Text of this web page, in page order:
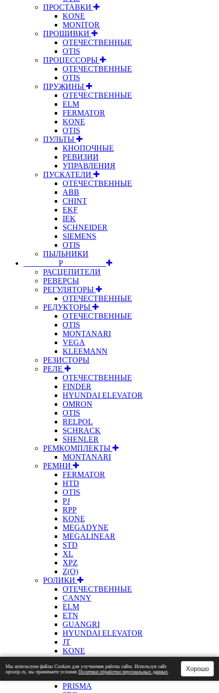
ПРОСТАВКИ
KONE
MONITOR
ПРОШИВКИ
ОТЕЧЕСТВЕННЫЕ
OTIS
ПРОЦЕССОРЫ
ОТЕЧЕСТВЕННЫЕ
OTIS
ПРУЖИНЫ
ОТЕЧЕСТВЕННЫЕ
ELM
FERMATOR
KONE
OTIS
ПУЛЬТЫ
КНОПОЧНЫЕ
РЕВИЗИИ
УПРАВЛЕНИЯ
ПУСКАТЕЛИ
ОТЕЧЕСТВЕННЫЕ
ABB
CHINT
EKF
IEK
SCHNEIDER
SIEMENS
OTIS
ПЫЛЬНИКИ
⠀⠀⠀⠀⠀⠀Р⠀⠀⠀⠀⠀⠀⠀
РАСЦЕПИТЕЛИ
РЕВЕРСЫ
РЕГУЛЯТОРЫ
ОТЕЧЕСТВЕННЫЕ
РЕДУКТОРЫ
ОТЕЧЕСТВЕННЫЕ
OTIS
MONTANARI
VEGA
KLEEMANN
РЕЗИСТОРЫ
РЕЛЕ
ОТЕЧЕСТВЕННЫЕ
FINDER
HYUNDAI ELEVATOR
OMRON
OTIS
RELPOL
SCHRACK
SHENLER
РЕМКОМПЛЕКТЫ
MONTANARI
РЕМНИ
FERMATOR
HTD
OTIS
PJ
RPP
KONE
MEGADYNE
MEGALINEAR
STD
XL
XPZ
Z(О)
РОЛИКИ
ОТЕЧЕСТВЕННЫЕ
CANNY
ELM
ETN
GUANGRI
HYUNDAI ELEVATOR
JT
KONE
ЛАТРЭС
MITSUBISHI
OTIS
PRISMA
Мы используем файлы Сookies для улучшения работы сайта. Используя сайт
optozip.ru, вы принимаете условияПолитики обработки персональных данных Хорошо